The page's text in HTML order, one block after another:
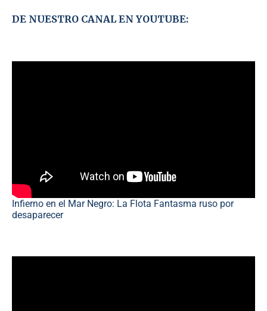
DE NUESTRO CANAL EN YOUTUBE:
Infierno en el Mar Negro: La Flota Fantasma ruso por
desaparecer